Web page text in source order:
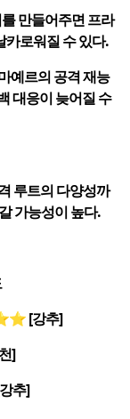
만들어주면 프라
카로워질 수 있다.
예르의 공격 재능
대응이 늦어질 수
루트의 다양성까
가능성이 높다.
[강추]
]
추]